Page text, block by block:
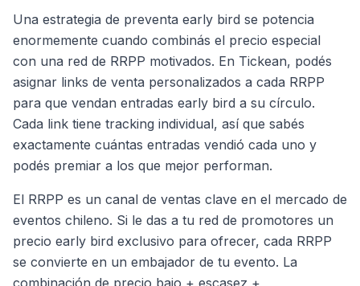
Una estrategia de preventa early bird se potencia
enormemente cuando combinás el precio especial
con una red de RRPP motivados. En Tickean, podés
asignar links de venta personalizados a cada RRPP
para que vendan entradas early bird a su círculo.
Cada link tiene tracking individual, así que sabés
exactamente cuántas entradas vendió cada uno y
podés premiar a los que mejor performan.
El RRPP es un canal de ventas clave en el mercado de
eventos chileno. Si le das a tu red de promotores un
precio early bird exclusivo para ofrecer, cada RRPP
se convierte en un embajador de tu evento. La
combinación de precio bajo + escasez +